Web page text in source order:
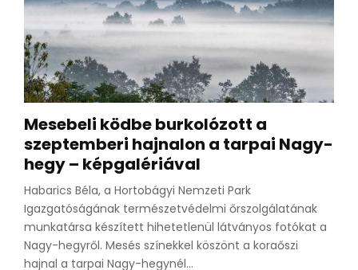
Mesebeli ködbe burkolózott a
szeptemberi hajnalon a tarpai Nagy-
hegy – képgalériával
Habarics Béla, a Hortobágyi Nemzeti Park
Igazgatóságának természetvédelmi őrszolgálatának
munkatársa készített hihetetlenül látványos fotókat a
Nagy-hegyről. Mesés színekkel köszönt a koraőszi
hajnal a tarpai Nagy-hegynél...